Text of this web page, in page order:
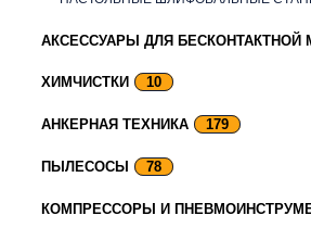
АКСЕССУАРЫ ДЛЯ БЕСКОНТАКТНОЙ
ХИМЧИСТКИ 10
АНКЕРНАЯ ТЕХНИКА 179
ПЫЛЕСОСЫ 78
КОМПРЕССОРЫ И